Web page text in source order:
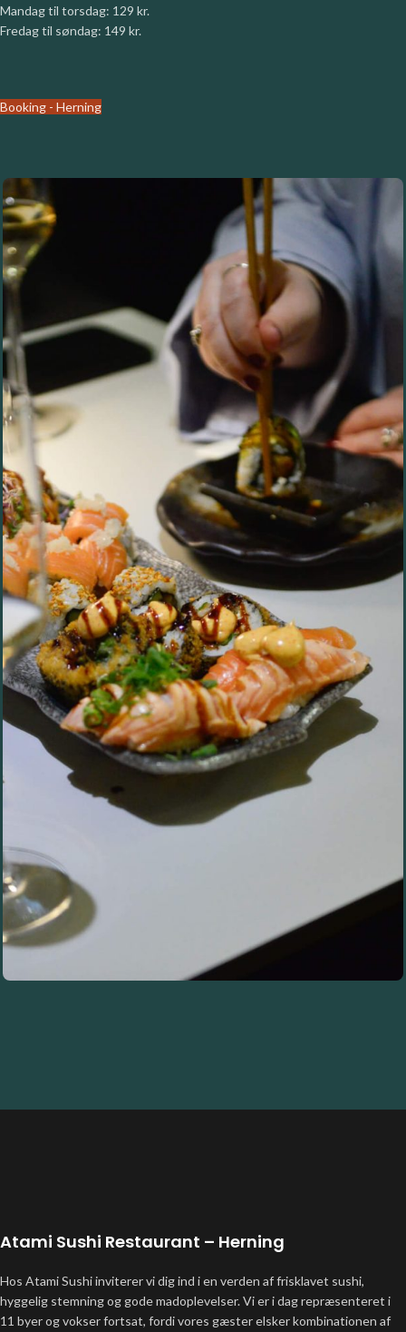
Mandag til torsdag: 129 kr.
Fredag til søndag: 149 kr.
Booking - Herning
Atami Sushi Restaurant – Herning
Hos Atami Sushi inviterer vi dig ind i en verden af frisklavet sushi,
hyggelig stemning og gode madoplevelser. Vi er i dag repræsenteret i
11 byer og vokser fortsat, fordi vores gæster elsker kombinationen af